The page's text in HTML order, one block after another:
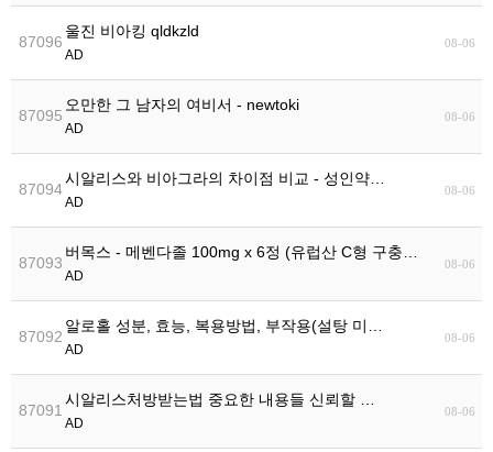
87096
울진 비아킹 qldkzld
AD
08-06
87095
오만한 그 남자의 여비서 - newtoki
AD
08-06
87094
시알리스와 비아그라의 차이점 비교 - 성인약…
AD
08-06
87093
버목스 - 메벤다졸 100mg x 6정 (유럽산 C형 구충…
AD
08-06
87092
알로홀 성분, 효능, 복용방법, 부작용(설탕 미…
AD
08-06
87091
시알리스처방받는법 중요한 내용들 신뢰할 …
AD
08-06